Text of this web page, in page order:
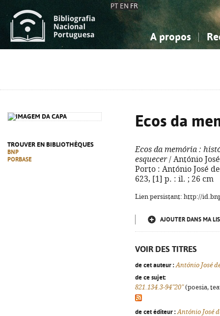
PT EN FR
A propos
TROUVER EN BIBLIOTHÈQUES
BNP
PORBASE
Ecos da
Ecos da memória :
esquecer/ António
Porto : António José
623, [1] p. : il. ; 26 cm
Lien persistant: http://
AJOUTER DANS MA
VOIR DES TITRES
de cet auteur : António José
de ce sujet:
821.134.3-94"20"(poesia,
de cet éditeur : António José